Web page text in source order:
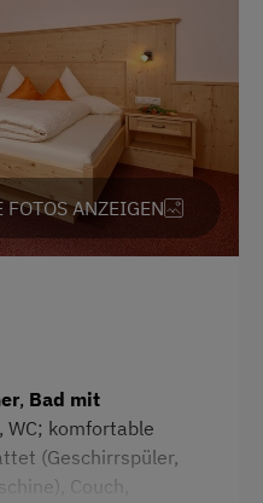
FOTOS ANZEIGEN
, Bad mit
WC; komfortable
(Geschirrspüler,
Couch,